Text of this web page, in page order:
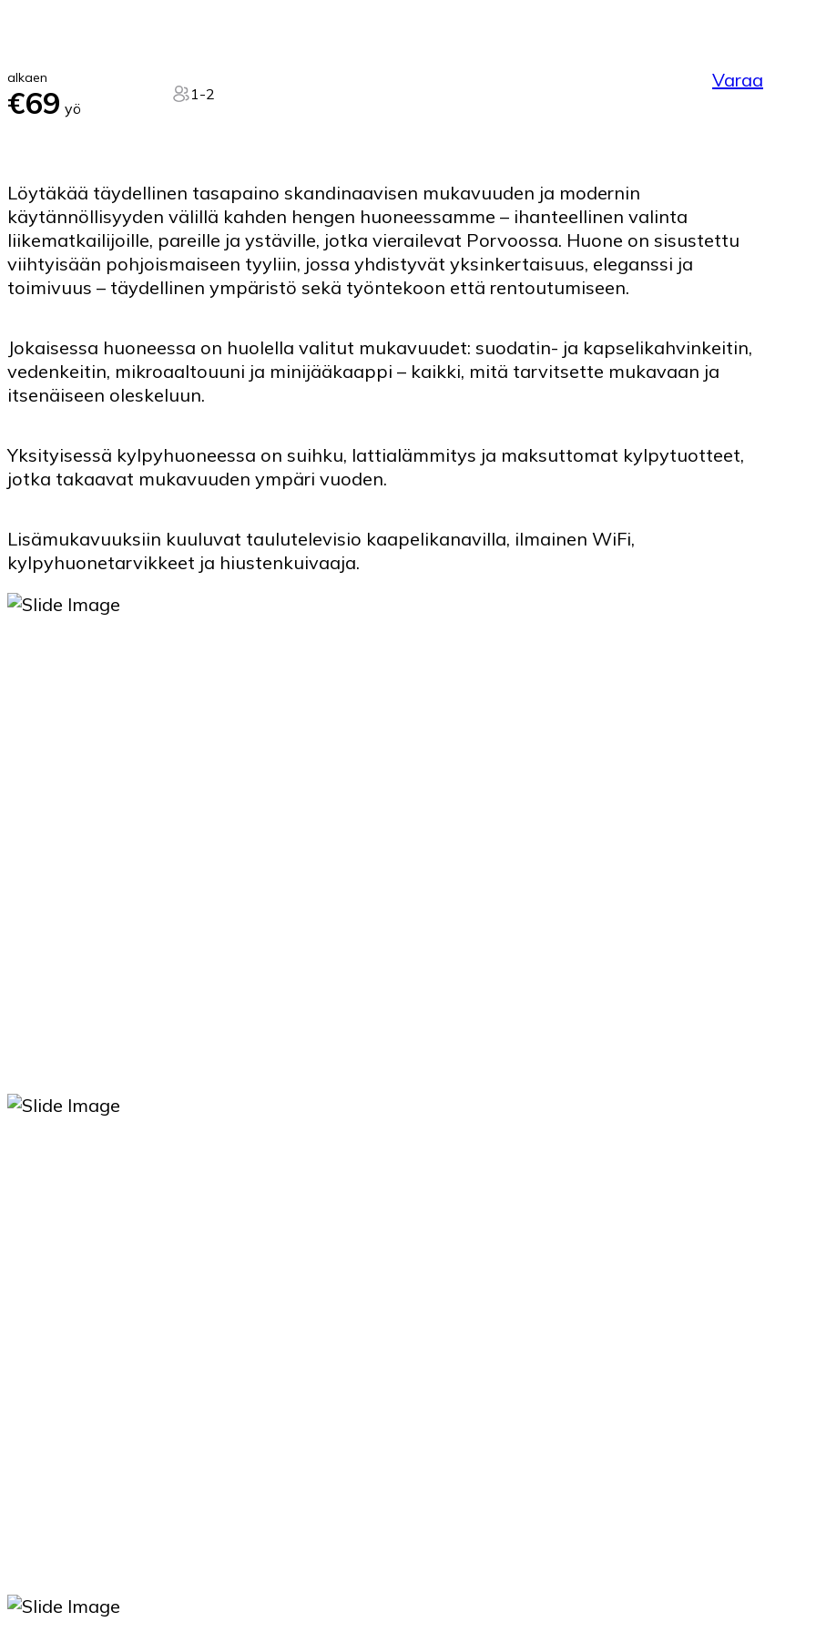
alkaen
€69 yö
1-2
Varaa
Löytäkää täydellinen tasapaino skandinaavisen mukavuuden ja modernin
käytännöllisyyden välillä kahden hengen huoneessamme – ihanteellinen valinta
liikematkailijoille, pareille ja ystäville, jotka vierailevat Porvoossa. Huone on sisustettu
viihtyisään pohjoismaiseen tyyliin, jossa yhdistyvät yksinkertaisuus, eleganssi ja
toimivuus – täydellinen ympäristö sekä työntekoon että rentoutumiseen.
Jokaisessa huoneessa on huolella valitut mukavuudet: suodatin- ja kapselikahvinkeitin,
vedenkeitin, mikroaaltouuni ja minijääkaappi – kaikki, mitä tarvitsette mukavaan ja
itsenäiseen oleskeluun.
Yksityisessä kylpyhuoneessa on suihku, lattialämmitys ja maksuttomat kylpytuotteet,
jotka takaavat mukavuuden ympäri vuoden.
Lisämukavuuksiin kuuluvat taulutelevisio kaapelikanavilla, ilmainen WiFi,
kylpyhuonetarvikkeet ja hiustenkuivaaja.